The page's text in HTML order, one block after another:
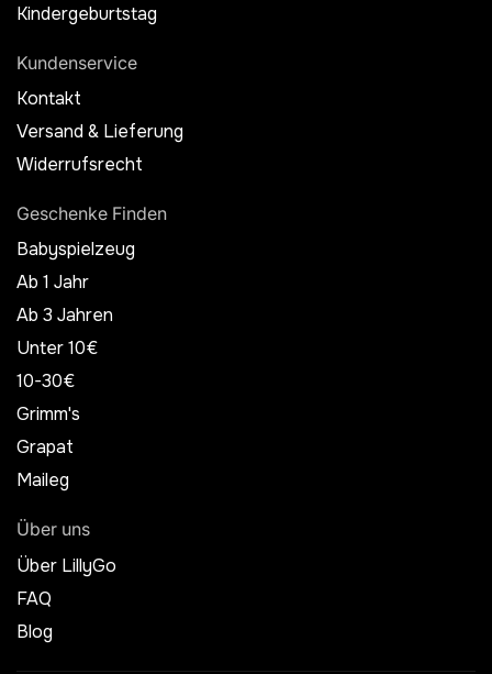
Kindergeburtstag
Kundenservice
Kontakt
Versand & Lieferung
Widerrufsrecht
Geschenke Finden
Babyspielzeug
Ab 1 Jahr
Ab 3 Jahren
Unter 10€
10-30€
Grimm's
Grapat
Maileg
Über uns
Über LillyGo
FAQ
Blog